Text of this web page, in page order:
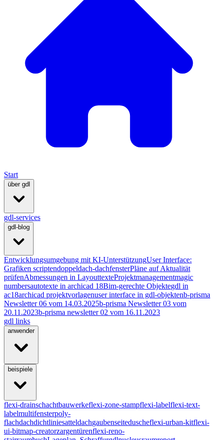
Start
über gdl
gdl-services
gdl-blog
Entwicklungsumgebung mit KI-UnterstützungUser Interface:
Grafiken scriptendoppeldach-dachfensterPläne auf Aktualität
prüfenAbmessungen in LayouttexteProjektmanagementmagic
numbersautotexte in archicad 18Bim-gerechte Objektegdl in
ac18archicad projektvorlagenuser interface in gdl-objektenb-prisma
Newsletter 06 vom 14.03.2025b-prisma Newsletter 03 vom
20.11.2023b-prisma newsletter 02 vom 16.11.2023
gdl links
anwender
beispiele
flexi-drainschachtbauwerkeflexi-zone-stampflexi-labelflexi-text-
labelmultifensterpoly-
flachdachdichtliniesatteldachgaubenseiteduscheflexi-urban-kitflexi-
ui-bitmap-creatorzargentürenflexi-reno-